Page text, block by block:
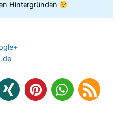
Hintergründen